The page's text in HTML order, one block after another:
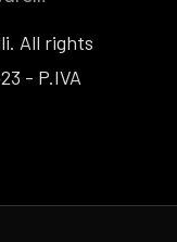
All rights
- P.IVA